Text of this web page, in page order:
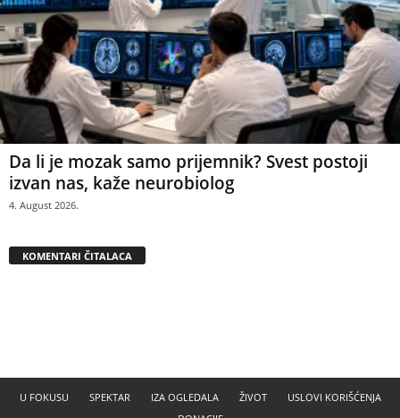
Da li je mozak samo prijemnik? Svest postoji
izvan nas, kaže neurobiolog
4. August 2026.
KOMENTARI ČITALACA
U FOKUSU SPEKTAR IZA OGLEDALA ŽIVOT
USLOVI KORIŠĆENJA